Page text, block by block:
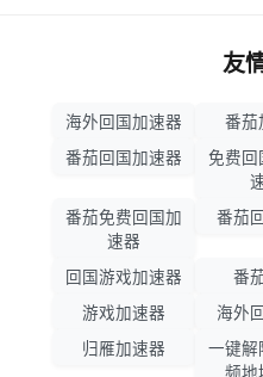
友
海外回国加速器 番茄
番茄回国加速器
免费回
番茄免费回国加
速器
番茄
回国游戏加速器
番
游戏加速器
海外
归雁加速器
一键解
频地